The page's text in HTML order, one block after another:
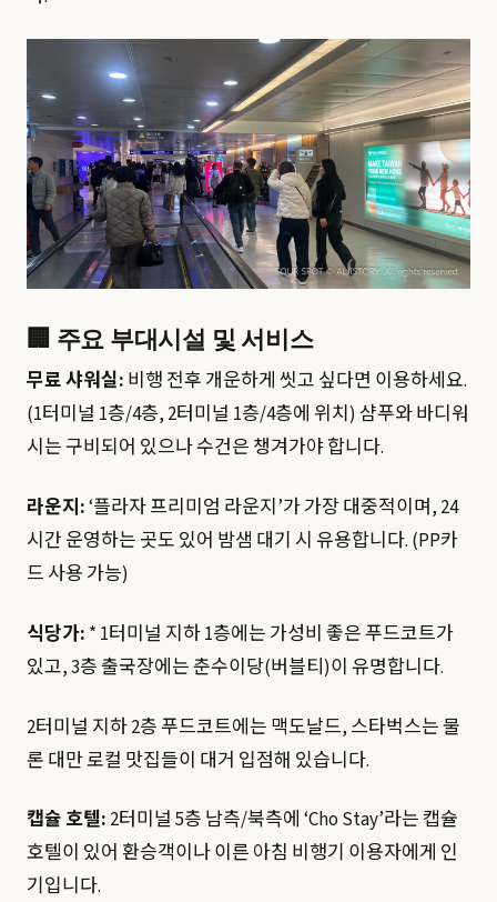
🏢 주요 부대시설 및 서비스
무료 샤워실: 비행 전후 개운하게 씻고 싶다면 이용하세요.
(1터미널 1층/4층, 2터미널 1층/4층에 위치) 샴푸와 바디워
시는 구비되어 있으나 수건은 챙겨가야 합니다.
라운지:‘플라자 프리미엄 라운지’가 가장 대중적이며, 24
시간 운영하는 곳도 있어 밤샘 대기 시 유용합니다. (PP카
드 사용 가능)
식당가: * 1터미널 지하 1층에는 가성비 좋은 푸드코트가
있고, 3층 출국장에는 춘수이당(버블티)이 유명합니다.
2터미널 지하 2층 푸드코트에는 맥도날드, 스타벅스는 물
론 대만 로컬 맛집들이 대거 입점해 있습니다.
캡슐 호텔: 2터미널 5층 남측/북측에 ‘Cho Stay’라는 캡슐
호텔이 있어 환승객이나 이른 아침 비행기 이용자에게 인
기입니다.